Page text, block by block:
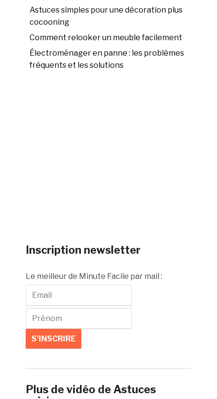
Astuces simples pour une décoration plus
cocooning
Comment relooker un meuble facilement
Électroménager en panne : les problèmes
fréquents et les solutions
Inscription newsletter
Le meilleur de Minute Facile par mail :
Plus de vidéo de Astuces